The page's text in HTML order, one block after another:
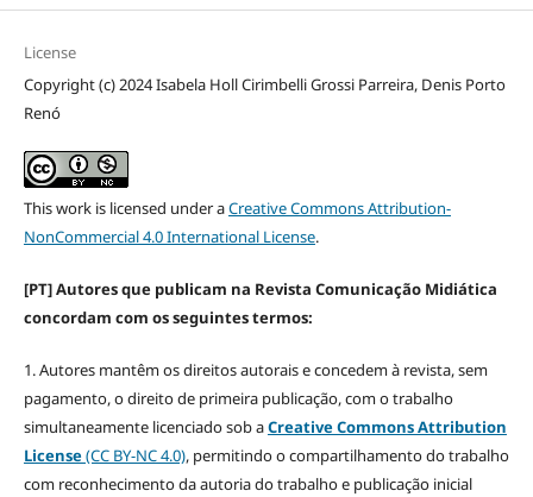
License
Copyright (c) 2024 Isabela Holl Cirimbelli Grossi Parreira, Denis Porto
Renó
This work is licensed under aCreative Commons Attribution-
NonCommercial 4.0 International License.
[PT] Autores que publicam na Revista Comunicação Midiática
concordam com os seguintes termos:
1. Autores mantêm os direitos autorais e concedem à revista, sem
pagamento, o direito de primeira publicação, com o trabalho
simultaneamente licenciado sob aCreative Commons Attribution
License(CC BY-NC 4.0), permitindo o compartilhamento do trabalho
com reconhecimento da autoria do trabalho e publicação inicial